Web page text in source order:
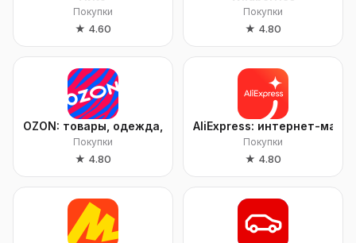
Покупки
★ 4.60
Покупки
★ 4.80
OZON: товары, одежда, билеты
Покупки
★ 4.80
AliExpress: интернет-
Покупки
★ 4.80